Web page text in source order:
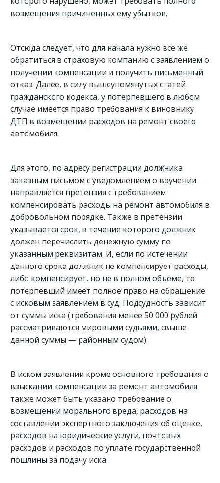
возмещения причиненных ему убытков.
Отсюда следует, что для начала нужно все же
обратиться в страховую компанию с заявлением о
получении компенсации и получить письменный
отказ. Далее, в силу вышеупомянутых статей
гражданского кодекса, у потерпевшего в любом
случае имеется право требования к виновнику
ДТП в возмещении расходов на ремонт своего
автомобиля.
Для этого, по адресу регистрации должника
заказным письмом с уведомлением о вручении
направляется претензия с требованием
компенсировать расходы на ремонт автомобиля в
добровольном порядке. Также в претензии
указывается срок, в течение которого должник
должен перечислить денежную сумму по
указанным реквизитам. И, если по истечении
данного срока должник не компенсирует расходы,
либо компенсирует, но не в полном объеме, то
потерпевший имеет полное право на обращение
с исковым заявлением в суд. Подсудность зависит
от суммы иска (требования менее 50 000 рублей
рассматриваются мировыми судьями, свыше
данной суммы — районным судом).
В иском заявлении кроме основного требования о
взыскании компенсации за ремонт автомобиля
также может быть указано требование о
возмещении морального вреда, расходов на
составлении экспертного заключения об оценке,
расходов на юридические услуги, почтовых
расходов и расходов по уплате государственной
пошлины за подачу иска.